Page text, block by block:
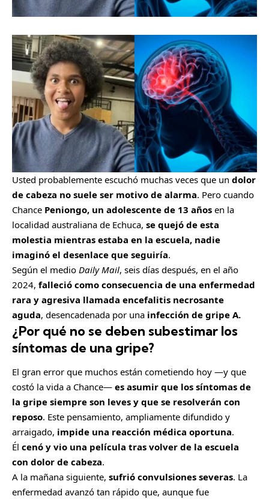
Usted probablemente escuchó muchas veces que un dolor
de cabeza no suele ser motivo de alarma. Pero cuando
Chance Peniongo, un adolescente de 13 años en la
localidad australiana de Echuca, se quejó de esta
molestia mientras estaba en la escuela, nadie
imaginó el desenlace que seguiría.
Según el medio Daily Mail, seis días después, en el año
2024, falleció como consecuencia de una enfermedad
rara y agresiva llamada encefalitis necrosante
aguda, desencadenada por una infección de gripe A.
¿Por qué no se deben subestimar los
síntomas de una gripe?
El gran error que muchos están cometiendo hoy —y que
costó la vida a Chance— es asumir que los síntomas de
la gripe siempre son leves y que se resolverán con
reposo. Este pensamiento, ampliamente difundido y
arraigado, impide una reacción médica oportuna.
Él cenó y vio una película tras volver de la escuela
con dolor de cabeza.
A la mañana siguiente, sufrió convulsiones severas. La
enfermedad avanzó tan rápido que, aunque fue